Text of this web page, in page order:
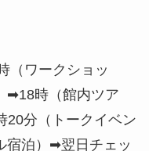
（ワークショッ
➡18時（館内ツア
分（トークイベン
宿泊）➡翌日チェッ